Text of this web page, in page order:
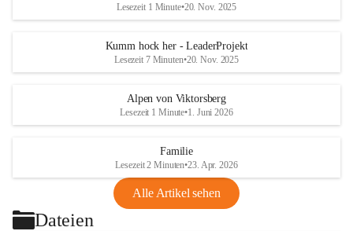
Lesezeit 1 Minute•20. Nov. 2025
Kumm hock her - LeaderProjekt
Lesezeit 7 Minuten•20. Nov. 2025
Alpen von Viktorsberg
Lesezeit 1 Minute•1. Juni 2026
Familie
Lesezeit 2 Minuten•23. Apr. 2026
Alle Artikel sehen
Dateien